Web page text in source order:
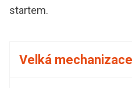
Velká mechanizace
startem.